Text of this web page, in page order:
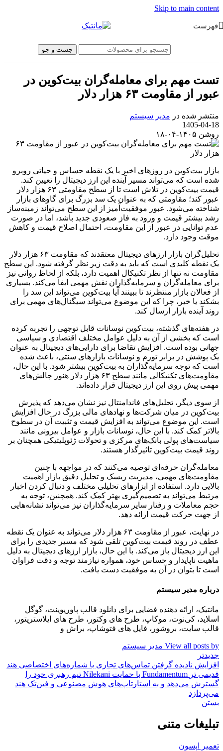
Skip to main content
فهرست
جست و جو
تست مهم برای معامله‌گران بیت‌کوین در
عبور از مقاومت ۶۳ هزار دلار
منتشر شده در مدیر سیستم
1405-04-18
روشن ۱۴۰۵-۰۴-۱۸
بازار بیت‌کوین در روزهای اخیر با یک نقطه حساس و حیاتی روبرو
شده است که می‌تواند مسیر آینده این ارز دیجیتال را تعیین کند.
قیمت بیت‌کوین در تلاش است تا از سطح مقاومتی ۶۳ هزار دلار
عبور کند؛ مقاومتی که به عنوان یک سد بزرگ برای گاوهای بازار
شناخته می‌شود. عبور موفقیت‌آمیز از این سطح می‌تواند زمینه‌ساز
رشد بیشتر قیمت و ورود به فاز صعودی جدید باشد، اما در صورت
عدم توانایی در عبور از این مقاومت، احتمال اصلاح قیمت و کاهش
موقت وجود دارد.
تحلیل‌گران بازار ارزهای دیجیتال معتقدند که مقاومت ۶۳ هزار دلار
یک نقطه کلیدی است که باید به دقت زیر نظر گرفته شود. این سطح
مقاومت نه تنها از نظر تکنیکال اهمیت دارد، بلکه از لحاظ روانی نیز
برای معامله‌گران و سرمایه‌گذاران نقش مهمی ایفا می‌کند. بسیاری
از فعالان بازار منتظرند تا ببینند آیا بیت‌کوین می‌تواند این سد را
بشکند یا خیر، چرا که این موضوع می‌تواند سیگنال‌های مهمی برای
روند آینده بازار ارسال کند.
در هفته‌های گذشته، بیت‌کوین نوسانات قابل توجهی را تجربه کرده
است که بخشی از آن به دلیل عوامل مختلف اقتصادی و سیاسی
جهانی بوده است. افزایش تقاضا برای دارایی‌های دیجیتال به عنوان
یک پوشش در برابر تورم و نوسانات بازارهای سنتی، باعث شده
است که توجه سرمایه‌گذاران به بیت‌کوین بیشتر شود. با این حال،
مقاومت‌های تکنیکالی مانند سطح ۶۳ هزار دلار هنوز چالش‌های
مهمی پیش روی این ارز دیجیتال قرار داده‌اند.
از سوی دیگر، تحلیل‌های فاندامنتال نیز نشان می‌دهد که پذیرش
بیت‌کوین در میان شرکت‌ها و نهادهای مالی بزرگ در حال افزایش
است. این موضوع می‌تواند به افزایش قیمت و تثبیت آن در سطوح
بالاتر کمک کند. با این حال، نوسانات بازار و عوامل بیرونی مانند
سیاست‌های پولی بانک‌های مرکزی و تحولات ژئوپلیتیکی همچنان بر
روند قیمت بیت‌کوین تاثیرگذار هستند.
معامله‌گران حرفه‌ای توصیه می‌کنند که در مواجهه با چنین
مقاومت‌های مهمی، مدیریت ریسک و تحلیل دقیق بازار اهمیت
بالایی دارد. استفاده از ابزارهای تحلیلی مختلف و دنبال کردن اخبار
مرتبط می‌تواند به تصمیم‌گیری بهتر کمک کند. همچنین، توجه به
حجم معاملات و رفتار سایر سرمایه‌گذاران نیز می‌تواند نشانه‌هایی
از جهت حرکت قیمت ارائه دهد.
در نهایت، عبور از مقاومت ۶۳ هزار دلار می‌تواند به عنوان یک نقطه
عطف در روند قیمت بیت‌کوین تلقی شود که مسیر جدیدی را برای
این ارز دیجیتال باز می‌کند. با این حال، بازار ارزهای دیجیتال به دلیل
ماهیت ناپایدار و حساس خود، همواره نیازمند توجه و دقت فراوان
است تا بتوان در آن به موفقیت دست یافت.
درباره مدیر سیستم
مانتیک، ارائه دهنده فضایی برای دانلود قالب پاورپوینت، گوگل
اسلاید، کی‌نوت، موکاپ، طرح های وکتور، طرح های ایلاستریتور،
قالب سایت، بروشور، فایل های فتوشاپ، براش و
View all posts by مدیر سیستم
جدیدتر
افزایش نادیده گرفتن تماس‌های تجاری با شماره‌های اختصاصی هند
قدیمی تر
Fundamentum با حمایت Nilekani تیم رهبری خود را
گسترش می‌دهد و به استارتاپ‌های هوش مصنوعی و فین‌تک هند
می‌پردازد
بستن
تبلیغات متنی
تعمیر اپسون